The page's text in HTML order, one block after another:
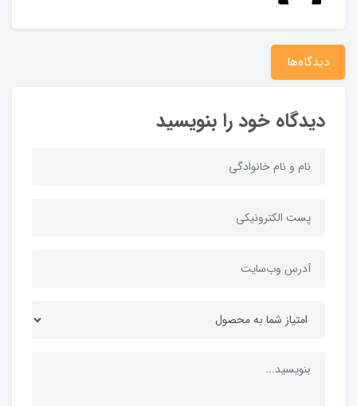
دیدگاه‌ها
دیدگاه خود را بنویسید